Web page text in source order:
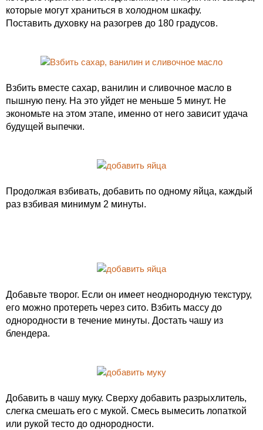
которые могут храниться в холодном шкафу.
Поставить духовку на разогрев до 180 градусов.
Взбить вместе сахар, ванилин и сливочное масло в
пышную пену. На это уйдет не меньше 5 минут. Не
экономьте на этом этапе, именно от него зависит удача
будущей выпечки.
Продолжая взбивать, добавить по одному яйца, каждый
раз взбивая минимум 2 минуты.
Добавьте творог. Если он имеет неоднородную текстуру,
его можно протереть через сито. Взбить массу до
однородности в течение минуты. Достать чашу из
блендера.
Добавить в чашу муку. Сверху добавить разрыхлитель,
слегка смешать его с мукой. Смесь вымесить лопаткой
или рукой тесто до однородности.